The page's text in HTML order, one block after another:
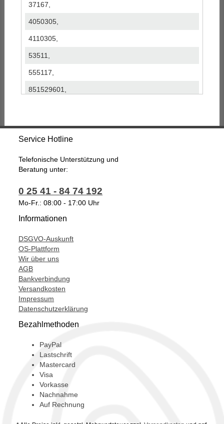
37167,
4050305,
4110305,
53511,
555117,
851529601,
JPR209,
QSRPA16,
SP3011,
SP8489,
Service Hotline
Telefonische Unterstützung und
Beratung unter:
0 25 41 - 84 74 192
Mo-Fr.: 08:00 - 17:00 Uhr
Informationen
DSGVO-Auskunft
OS-Plattform
Wir über uns
AGB
Bankverbindung
Versandkosten
Impressum
Datenschutzerklärung
Bezahlmethoden
PayPal
Lastschrift
Mastercard
Visa
Vorkasse
Nachnahme
Auf Rechnung